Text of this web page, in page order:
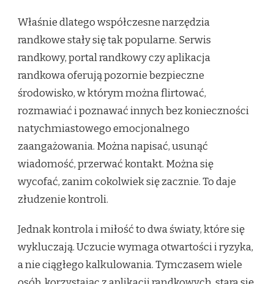
Właśnie dlatego współczesne narzędzia
randkowe stały się tak popularne. Serwis
randkowy, portal randkowy czy aplikacja
randkowa oferują pozornie bezpieczne
środowisko, w którym można flirtować,
rozmawiać i poznawać innych bez konieczności
natychmiastowego emocjonalnego
zaangażowania. Można napisać, usunąć
wiadomość, przerwać kontakt. Można się
wycofać, zanim cokolwiek się zacznie. To daje
złudzenie kontroli.
Jednak kontrola i miłość to dwa światy, które się
wykluczają. Uczucie wymaga otwartości i ryzyka,
a nie ciągłego kalkulowania. Tymczasem wiele